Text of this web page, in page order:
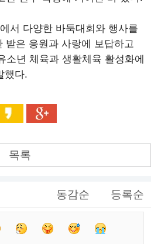
서 다양한 바둑대회와 행사를
받은 응원과 사랑에 보답하고
소년 체육과 생활체육 활성화에
했다.
목록
동감순 등록순